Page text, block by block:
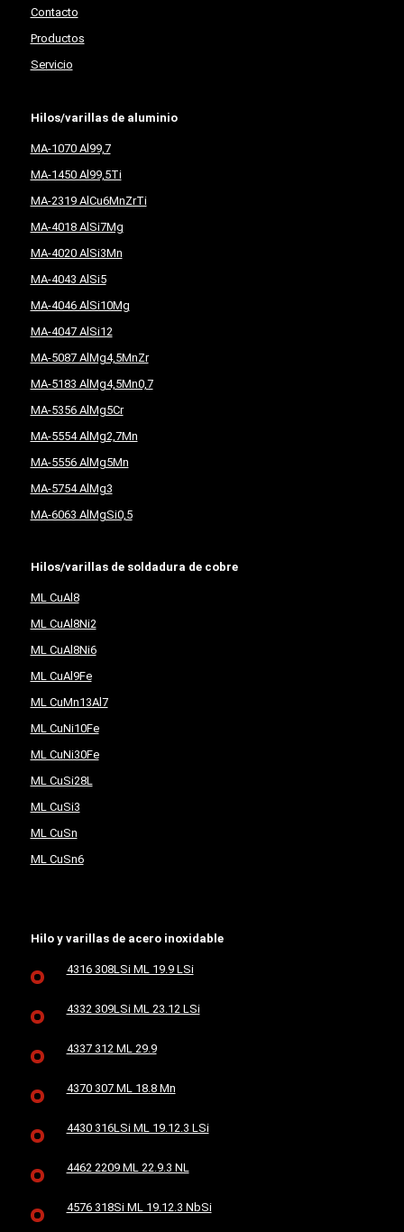
Contacto
Productos
Servicio
Hilos/varillas de aluminio
MA-1070 Al99,7
MA-1450 Al99,5Ti
MA-2319 AlCu6MnZrTi
MA-4018 AlSi7Mg
MA-4020 AlSi3Mn
MA-4043 AlSi5
MA-4046 AlSi10Mg
MA-4047 AlSi12
MA-5087 AlMg4,5MnZr
MA-5183 AlMg4,5Mn0,7
MA-5356 AlMg5Cr
MA-5554 AlMg2,7Mn
MA-5556 AlMg5Mn
MA-5754 AlMg3
MA-6063 AlMgSi0,5
Hilos/varillas de soldadura de cobre
ML CuAl8
ML CuAl8Ni2
ML CuAl8Ni6
ML CuAl9Fe
ML CuMn13Al7
ML CuNi10Fe
ML CuNi30Fe
ML CuSi28L
ML CuSi3
ML CuSn
ML CuSn6
Hilo y varillas de acero inoxidable
4316 308LSi ML 19.9 LSi
4332 309LSi ML 23.12 LSi
4337 312 ML 29.9
4370 307 ML 18.8 Mn
4430 316LSi ML 19.12.3 LSi
4462 2209 ML 22.9.3 NL
4576 318Si ML 19.12.3 NbSi